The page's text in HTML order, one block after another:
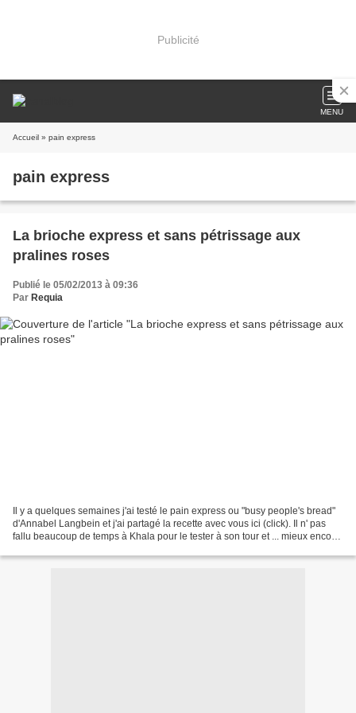
Publicité
MENU
Accueil » pain express
pain express
La brioche express et sans pétrissage aux
pralines roses
Publié le 05/02/2013 à 09:36
Par Requia
Il y a quelques semaines j'ai testé le pain express ou "busy people's bread"
d'Annabel Langbein et j'ai partagé la recette avec vous ici (click). Il n' pas
fallu beaucoup de temps à Khala pour le tester à son tour et ... mieux encore